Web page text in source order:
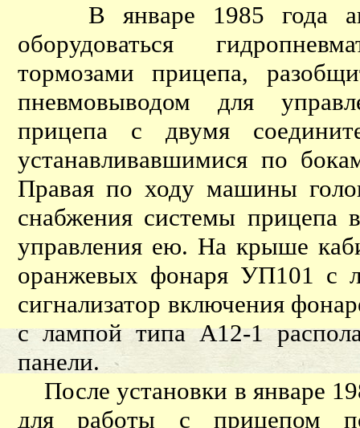
В январе 1985 года
оборудоваться
тормозами прицепа,
пневмовыводом для
прицепа с двумя
устанавливавшимися по
Правая по ходу машины
снабжения системы прицепа
управления ею. На крыше
оранжевых фонаря УП101 с
сигнализатор включения
с лампой типа А12-1
панели.
После установки в январе
для работы с прицепом